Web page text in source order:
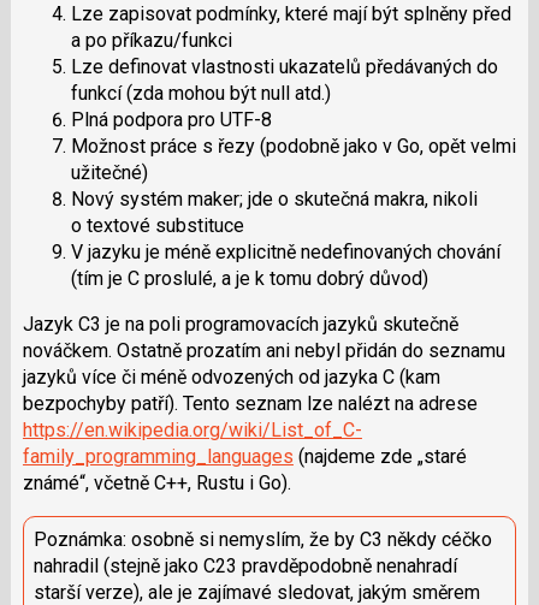
Lze zapisovat podmínky, které mají být splněny před
a po příkazu/funkci
Lze definovat vlastnosti ukazatelů předávaných do
funkcí (zda mohou být null atd.)
Plná podpora pro UTF-8
Možnost práce s řezy (podobně jako v Go, opět velmi
užitečné)
Nový systém maker; jde o skutečná makra, nikoli
o textové substituce
V jazyku je méně explicitně nedefinovaných chování
(tím je C proslulé, a je k tomu dobrý důvod)
Jazyk C3 je na poli programovacích jazyků skutečně
nováčkem. Ostatně prozatím ani nebyl přidán do seznamu
jazyků více či méně odvozených od jazyka C (kam
bezpochyby patří). Tento seznam lze nalézt na adrese
https://en.wikipedia.org/wi­ki/List_of_C-
family_programming_languages (najdeme zde „staré
známé“, včetně C++, Rustu i Go).
Poznámka: osobně si nemyslím, že by C3 někdy céčko
nahradil (stejně jako C23 pravděpodobně nenahradí
starší verze), ale je zajímavé sledovat, jakým směrem